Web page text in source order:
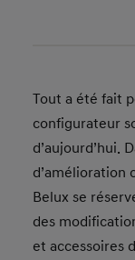
Tout a été fait
configurateur
d’aujourd’hui.
d’amélioration
Belux se
des
et accessoires